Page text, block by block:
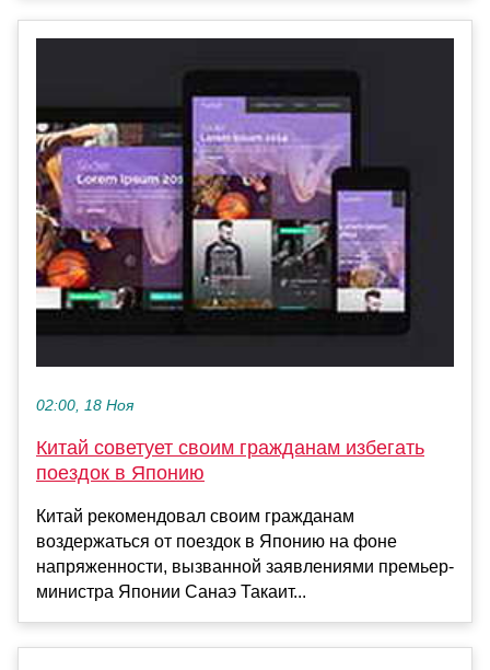
02:00, 18 Ноя
Китай советует своим гражданам избегать
поездок в Японию
Китай рекомендовал своим гражданам
воздержаться от поездок в Японию на фоне
напряженности, вызванной заявлениями премьер-
министра Японии Санаэ Такаит...